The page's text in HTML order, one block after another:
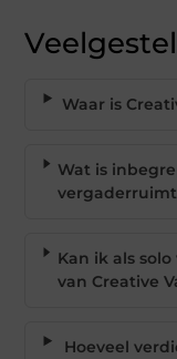
Waar is
Wat is
Kan ik als
van Creative
Hoeveel